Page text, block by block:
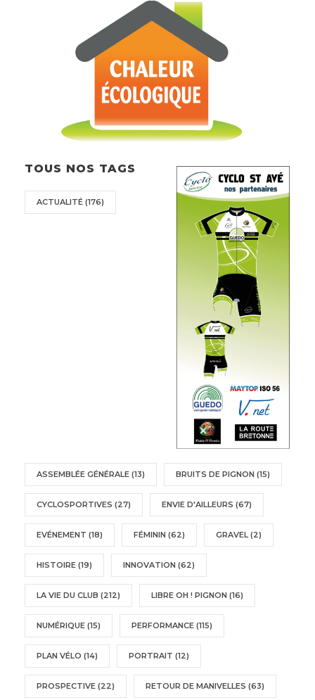
TOUS NOS TAGS
ACTUALITÉ (176)
ASSEMBLÉE GÉNÉRALE (13) BRUITS DE PIGNON (15)
CYCLOSPORTIVES (27) ENVIE D'AILLEURS (67)
EVÉNEMENT (18) FÉMININ (62) GRAVEL (2)
HISTOIRE (19) INNOVATION (62)
LA VIE DU CLUB (212) LIBRE OH ! PIGNON (16)
NUMÉRIQUE (15) PERFORMANCE (115)
PLAN VÉLO (14) PORTRAIT (12)
PROSPECTIVE (22) RETOUR DE MANIVELLES (63)